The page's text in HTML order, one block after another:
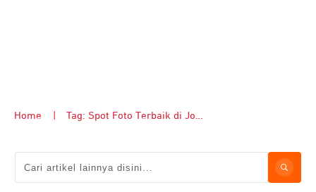
Home Tag: Spot Foto Terbaik di Jogja